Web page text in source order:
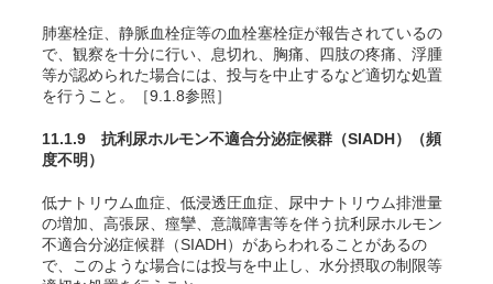
肺塞栓症、静脈血栓症等の血栓塞栓症が報告されているの
で、観察を十分に行い、息切れ、胸痛、四肢の疼痛、浮腫
等が認められた場合には、投与を中止するなど適切な処置
を行うこと。［9.1.8参照］
11.1.9 抗利尿ホルモン不適合分泌症候群（SIADH）
（頻
度不明）
低ナトリウム血症、低浸透圧血症、尿中ナトリウム排泄量
の増加、高張尿、痙攣、意識障害等を伴う抗利尿ホルモン
不適合分泌症候群（SIADH）があらわれることがあるの
で、このような場合には投与を中止し、水分摂取の制限等